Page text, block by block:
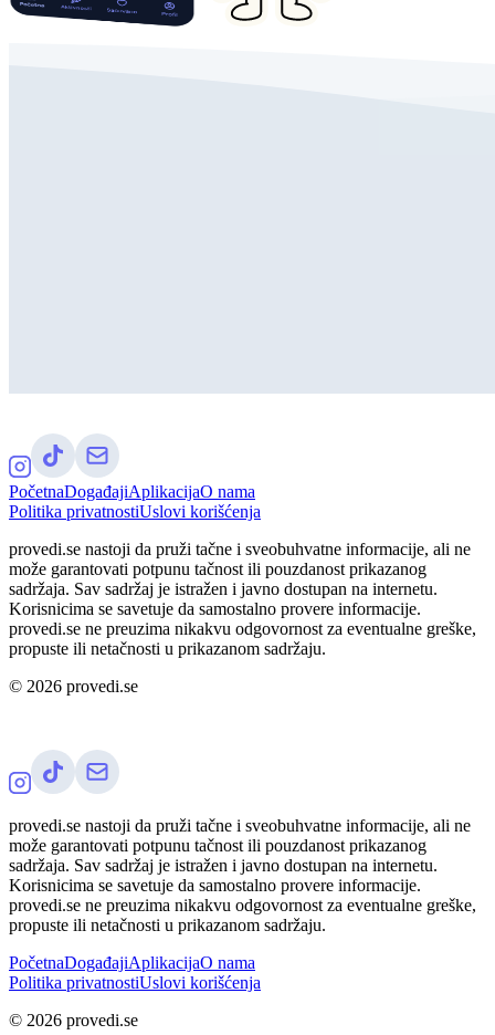
PočetnaDogađajiAplikacijaO nama
Politika privatnostiUslovi korišćenja
provedi.se nastoji da pruži tačne i sveobuhvatne informacije, ali ne
može garantovati potpunu tačnost ili pouzdanost prikazanog
sadržaja. Sav sadržaj je istražen i javno dostupan na internetu.
Korisnicima se savetuje da samostalno provere informacije.
provedi.se ne preuzima nikakvu odgovornost za eventualne greške,
propuste ili netačnosti u prikazanom sadržaju.
© 2026 provedi.se
provedi.se nastoji da pruži tačne i sveobuhvatne informacije, ali ne
može garantovati potpunu tačnost ili pouzdanost prikazanog
sadržaja. Sav sadržaj je istražen i javno dostupan na internetu.
Korisnicima se savetuje da samostalno provere informacije.
provedi.se ne preuzima nikakvu odgovornost za eventualne greške,
propuste ili netačnosti u prikazanom sadržaju.
PočetnaDogađajiAplikacijaO nama
Politika privatnostiUslovi korišćenja
© 2026 provedi.se